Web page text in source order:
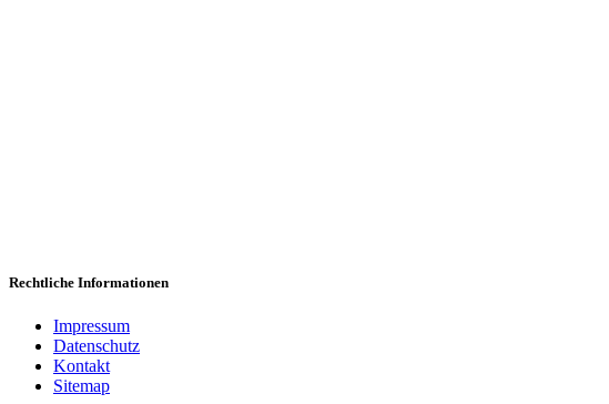
Rechtliche Informationen
Impressum
Datenschutz
Kontakt
Sitemap